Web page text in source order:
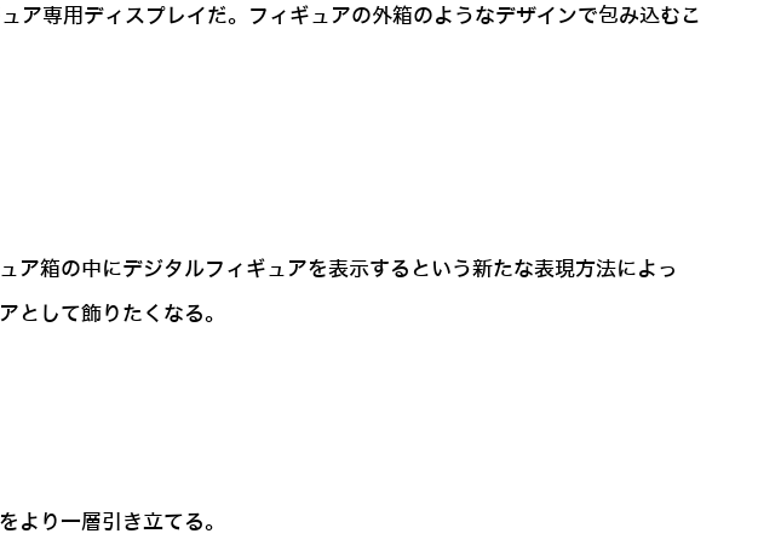
専用ディスプレイだ。フィギュアの外箱のようなデザインで包み込むこ
箱の中にデジタルフィギュアを表示するという新たな表現方法によっ
として飾りたくなる。
より一層引き立てる。